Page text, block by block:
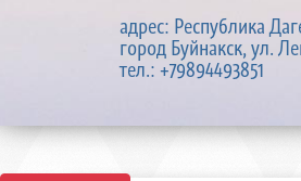
адрес: Республика
город Буйнакск, ул.
тел.: +79894493851